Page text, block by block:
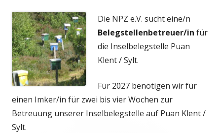
Die NPZ e.V. sucht eine/n
Belegstellenbetreuer/in für
die Inselbelegstelle Puan
Klent / Sylt.
Für 2027 benötigen wir für
einen Imker/in für zwei bis vier Wochen zur
Betreuung unserer Inselbelegstelle auf Puan Klent /
Sylt.